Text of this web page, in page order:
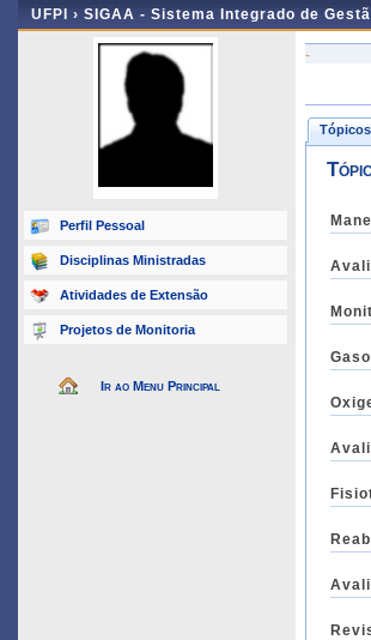
UFPI › SIGAA - Sistema Integrado de
Perfil Pessoal
Disciplinas Ministradas
Atividades de Extensão
Projetos de Monitoria
Ir ao Menu Principal
-